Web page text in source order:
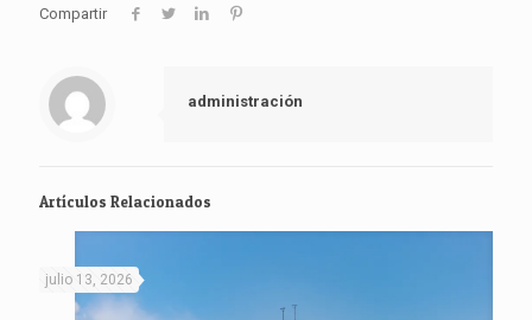
Compartir
administración
Artículos Relacionados
julio 13, 2026